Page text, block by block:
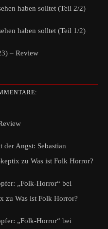
haben solltet (Teil 2/2)
haben solltet (Teil 1/2)
– Review
Angst: Sebastian
zu Was ist Folk Horror?
„Folk-Horror“ bei
zu Was ist Folk Horror?
„Folk-Horror“ bei